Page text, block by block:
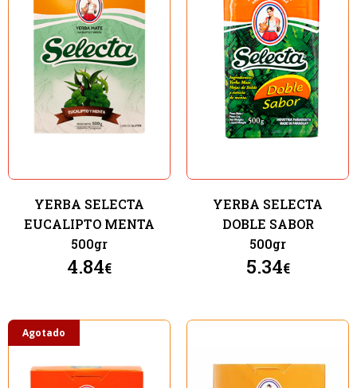
YERBA SELECTA
EUCALIPTO MENTA
500gr
4.84€
YERBA SELECTA
DOBLE SABOR
500gr
5.34€
Agotado